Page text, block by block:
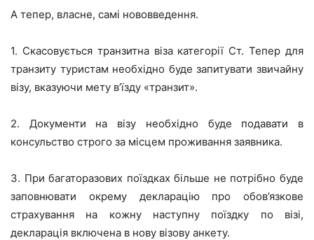
А тепер, власне, самі нововведення.
1. Скасовується транзитна віза категорії Ст. Тепер для
транзиту туристам необхідно буде запитувати звичайну
візу, вказуючи мету в’їзду «транзит».
2. Документи на візу необхідно буде подавати в
консульство строго за місцем проживання заявника.
3. При багаторазових поїздках більше не потрібно буде
заповнювати окрему декларацію про обов’язкове
страхування на кожну наступну поїздку по візі,
декларація включена в нову візову анкету.